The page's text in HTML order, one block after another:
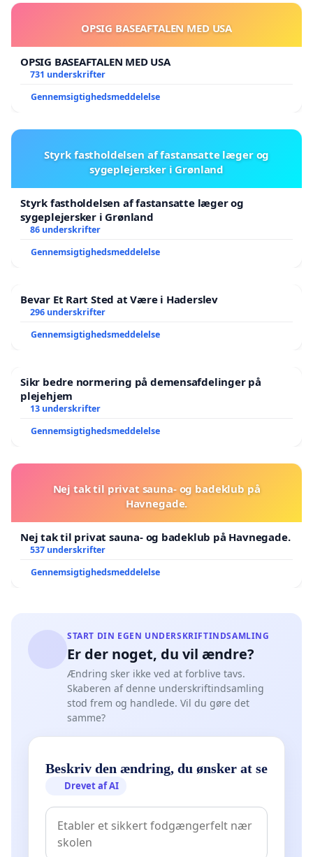
OPSIG BASEAFTALEN MED USA
OPSIG BASEAFTALEN MED USA
731 underskrifter
Gennemsigtighedsmeddelelse
Styrk fastholdelsen af fastansatte læger og
sygeplejersker i Grønland
Styrk fastholdelsen af fastansatte læger og
sygeplejersker i Grønland
86 underskrifter
Gennemsigtighedsmeddelelse
Bevar Et Rart Sted at Være i Haderslev
296 underskrifter
Gennemsigtighedsmeddelelse
Sikr bedre normering på demensafdelinger på
plejehjem
13 underskrifter
Gennemsigtighedsmeddelelse
Nej tak til privat sauna- og badeklub på
Havnegade.
Nej tak til privat sauna- og badeklub på Havnegade.
537 underskrifter
Gennemsigtighedsmeddelelse
START DIN EGEN UNDERSKRIFTINDSAMLING
Er der noget, du vil ændre?
Ændring sker ikke ved at forblive tavs.
Skaberen af denne underskriftindsamling
stod frem og handlede. Vil du gøre det
samme?
Beskriv den ændring, du ønsker at se
Drevet af AI